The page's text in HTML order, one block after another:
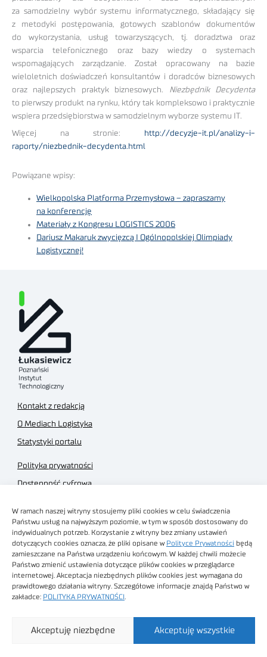
W ramach naszej witryny stosujemy pliki cookies w celu świadczenia
Państwu usług na najwyższym poziomie, w tym w sposób dostosowany do
indywidualnych potrzeb. Korzystanie z witryny bez zmiany ustawień
dotyczących cookies oznacza, że pliki opisane w Polityce Prywatności będą
zamieszczane na Państwa urządzeniu końcowym. W każdej chwili możecie
Państwo zmienić ustawienia dotyczące plików cookies w przeglądarce
internetowej. Akceptacja niezbędnych plików cookies jest wymagana do
prawidłowego działania witryny. Szczegółowe informacje znajdą Państwo w
zakładce: POLITYKA PRYWATNOŚCI
Akceptuję wszystkie
Akceptuję niezbędne
za samodzielny wybór systemu informatycznego, składający się
z metodyki postępowania, gotowych szablonów dokumentów
do wykorzystania, usług towarzyszących, tj. doradztwa oraz
wsparcia telefonicznego oraz bazy wiedzy o systemach
wspomagających zarządzanie. Został opracowany na bazie
wieloletnich doświadczeń konsultantów i doradców biznesowych
oraz najlepszych praktyk biznesowych. Niezbędnik Decydenta
to pierwszy produkt na rynku, który tak kompleksowo i praktycznie
wspiera przedsiębiorstwa w samodzielnym wyborze systemu IT.
Więcej na stronie: http://decyzje-it.pl/analizy-i-
raporty/niezbednik-decydenta.html
Powiązane wpisy:
Wielkopolska Platforma Przemysłowa – zapraszamy
na konferencję
Materiały z Kongresu LOGISTICS 2006
Dariusz Makaruk zwycięzcą I Ogólnopolskiej Olimpiady
Logistycznej!
Kontakt z redakcją
O Mediach Logistyka
Statystyki portalu
Polityka prywatności
Dostępność cyfrowa
Regulamin sklepu
Obrazy stockowe
autorstwa
Technologiczny